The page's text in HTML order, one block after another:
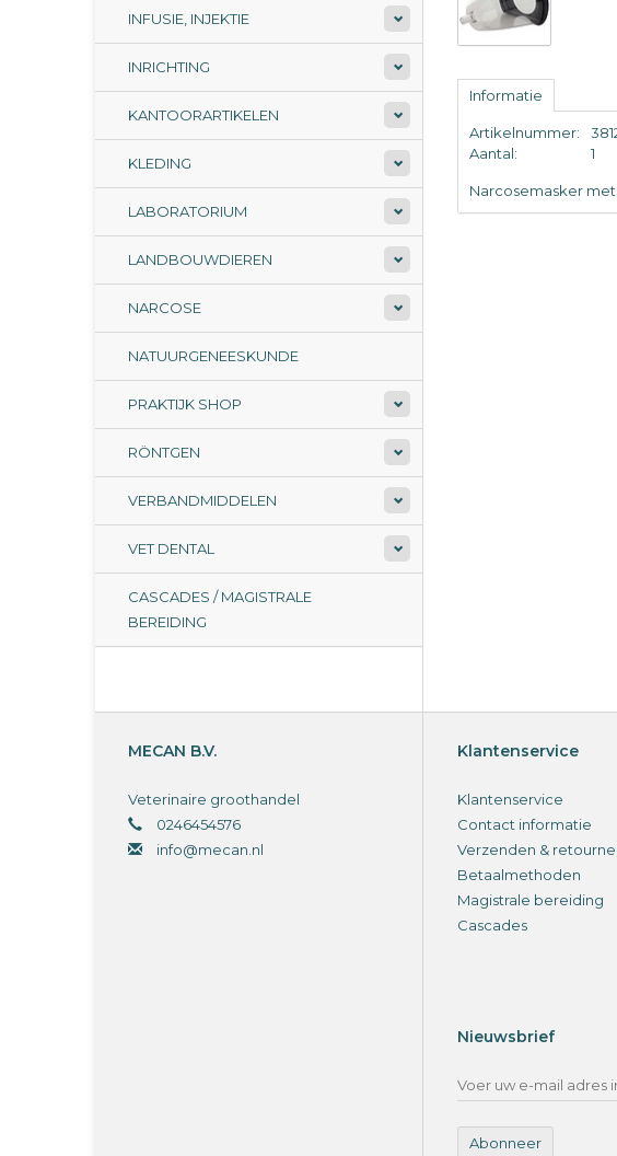
INFUSIE, INJEKTIE
INRICHTING
KANTOORARTIKELEN
KLEDING
LABORATORIUM
LANDBOUWDIEREN
NARCOSE
NATUURGENEESKUNDE
PRAKTIJK SHOP
RÖNTGEN
VERBANDMIDDELEN
VET DENTAL
CASCADES / MAGISTRALE
BEREIDING
Informatie
Artikelnummer:
Aantal:
1
Narcosemasker
MECAN B.V.
Veterinaire groothandel
0246454576
info@mecan.nl
Klantenservice
Klantenservice
Contact informatie
Verzenden &
Betaalmethoden
Magistrale bereiding
Cascades
Nieuwsbrief
Abonneer